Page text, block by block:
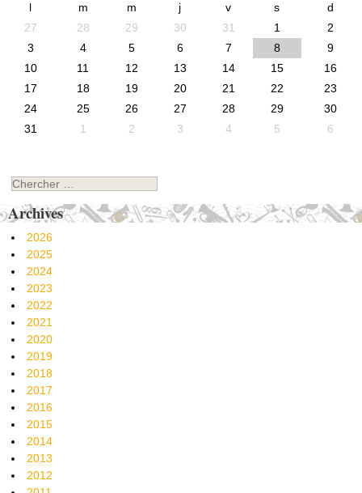
l m m j v s
d
27
28 29 30 31 1
2
3
4 5 6 7 8
9
10
11 12 13 14 15
16
17
18 19 20 21 22
23
24
25 26 27 28 29
30
31
1 2 3 4 5 6
Chercher
Archives
2026
2025
2024
2023
2022
2021
2020
2019
2018
2017
2016
2015
2014
2013
2012